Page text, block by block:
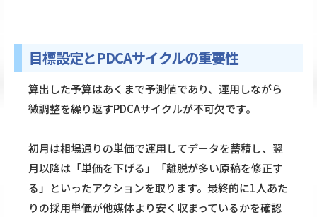
目標設定とPDCAサイクルの重要性
算出した予算はあくまで予測値であり、運用しながら
微調整を繰り返すPDCAサイクルが不可欠です。
初月は相場通りの単価で運用してデータを蓄積し、翌
月以降は「単価を下げる」「離脱が多い原稿を修正す
る」といったアクションを取ります。最終的に1人あた
りの採用単価が他媒体より安く収まっているかを確認